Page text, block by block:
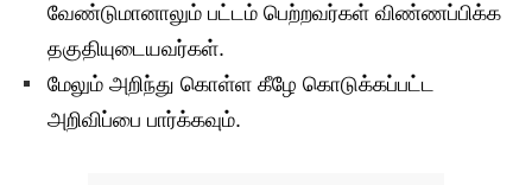
வேண்டுமானாலும் பட்டம் பெற்றவர்கள் விண்ணப்பிக்க
தகுதியுடையவர்கள்.
மேலும் அறிந்து கொள்ள கீழே கொடுக்கப்பட்ட
அறிவிப்பை பார்க்கவும்.